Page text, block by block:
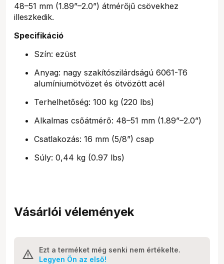
48–51 mm (1.89”–2.0”) átmérőjű csövekhez
illeszkedik.
Specifikáció
Szín: ezüst
Anyag: nagy szakítószilárdságú 6061-T6
alumíniumötvözet és ötvözött acél
Terhelhetőség: 100 kg (220 lbs)
Alkalmas csőátmérő: 48–51 mm (1.89”–2.0”)
Csatlakozás: 16 mm (5/8”) csap
Súly: 0,44 kg (0.97 lbs)
Vásárlói vélemények
Ezt a terméket még senki nem értékelte.
Legyen Ön az első!